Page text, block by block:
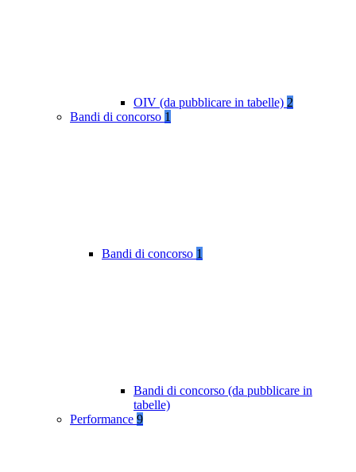
OIV (da pubblicare in tabelle) 2
Bandi di concorso 1
Bandi di concorso 1
Bandi di concorso (da pubblicare in
tabelle)
Performance 9